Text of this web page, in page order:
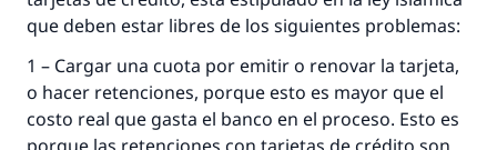
que deben estar libres de los siguientes problemas:
1 – Cargar una cuota por emitir o renovar la tarjeta,
o hacer retenciones, porque esto es mayor que el
costo real que gasta el banco en el proceso. Esto es